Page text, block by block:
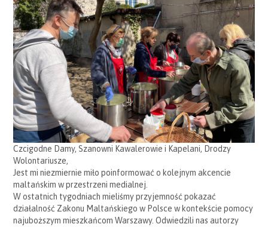
Czcigodne Damy, Szanowni Kawalerowie i Kapelani, Drodzy
Wolontariusze,
Jest mi niezmiernie miło poinformować o kolejnym akcencie
maltańskim w przestrzeni medialnej.
W ostatnich tygodniach mieliśmy przyjemność pokazać
działalność Zakonu Maltańskiego w Polsce w kontekście pomocy
najuboższym mieszkańcom Warszawy. Odwiedzili nas autorzy